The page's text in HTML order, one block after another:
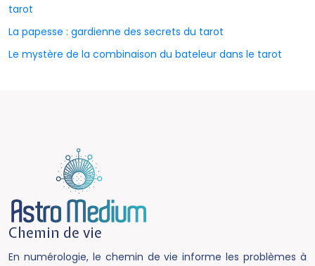
tarot
La papesse : gardienne des secrets du tarot
Le mystère de la combinaison du bateleur dans le tarot
Chemin de vie
En numérologie, le chemin de vie informe les problèmes à